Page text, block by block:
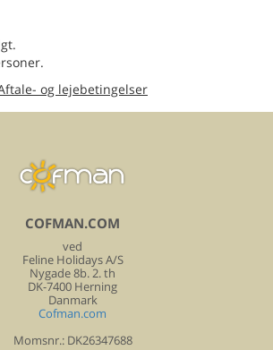
og lejebetingelser
COFMAN.COM
ved
Feline Holidays A/S
Nygade 8b. 2. th
DK-7400 Herning
Danmark
Cofman.com
Momsnr.: DK26347688